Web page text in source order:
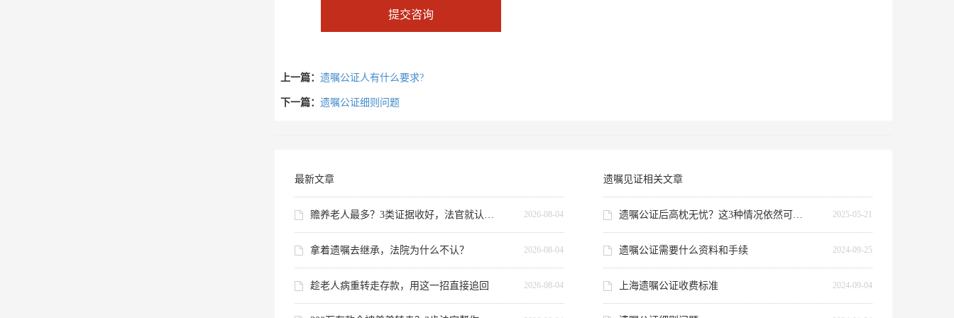
提交咨询
上一篇：遗嘱公证人有什么要求?
下一篇：遗嘱公证细则问题
最新文章
2026-08-04
拿着遗嘱去继承，法院为什么不认？ 2026-08-04
趁老人病重转走存款，用这一招直接追回 2026-08-04
遗嘱见证相关文章
2025-05-21
遗嘱公证需要什么资料和手续 2024-09-25
上海遗嘱公证收费标准 2024-09-04